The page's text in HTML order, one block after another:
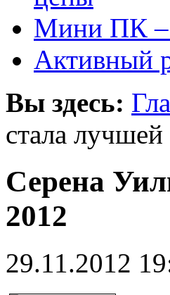
Мини ПК –
Активный
Вы здесь:
стала
Серена
2012
29.11.2012